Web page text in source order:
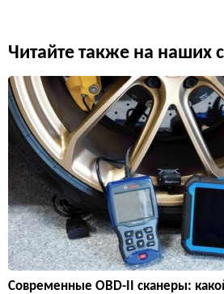
Читайте также на наших
Современные OBD-II сканеры: